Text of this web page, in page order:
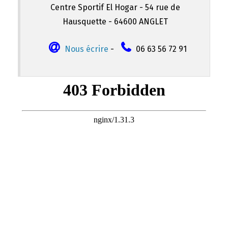
Centre Sportif El Hogar - 54 rue de
Hausquette - 64600 ANGLET
Nous écrire - 06 63 56 72 91